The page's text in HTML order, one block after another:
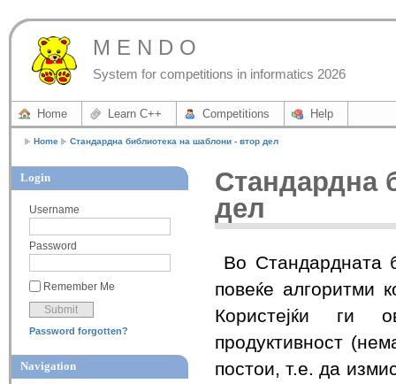
M E N D O
System for competitions in informatics 2026
Home Learn C++ Competitions Help
Home Стандардна библиотека на шаблони - втор дел
Login
Username
Password
Remember Me
Password forgotten?
Navigation
Стандардна
дел
Во Стандардната
повеќе алгоритми
Користејќи ги
продуктивност
постои, т.е. да